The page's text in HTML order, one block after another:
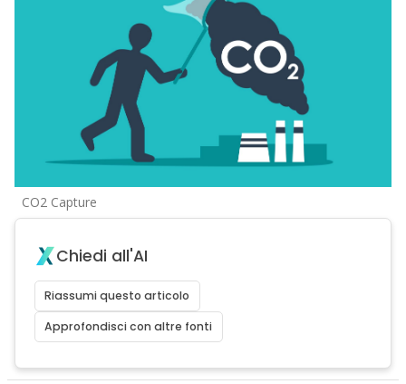
CO2 Capture
Chiedi all'AI
Riassumi questo articolo
Approfondisci con altre fonti